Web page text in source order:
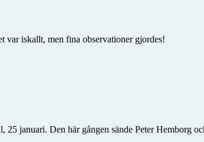
var iskallt, men fina observationer gjordes!
januari. Den här gången sände Peter Hemborg